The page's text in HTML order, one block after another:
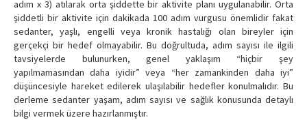
adım x 3) atılarak orta şiddette bir aktivite planı uygulanabilir. Orta
şiddetli bir aktivite için dakikada 100 adım vurgusu önemlidir fakat
sedanter, yaşlı, engelli veya kronik hastalığı olan bireyler için
gerçekçi bir hedef olmayabilir. Bu doğrultuda, adım sayısı ile ilgili
tavsiyelerde bulunurken, genel yaklaşım “hiçbir şey
yapılmamasından daha iyidir” veya “her zamankinden daha iyi”
düşüncesiyle hareket edilerek ulaşılabilir hedefler konulmalıdır. Bu
derleme sedanter yaşam, adım sayısı ve sağlık konusunda detaylı
bilgi vermek üzere hazırlanmıştır.